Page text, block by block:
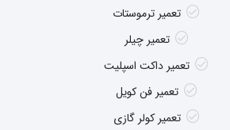
تعمیر ترموستات
تعمیر چیلر
تعمیر داکت اسپلیت
تعمیر فن کویل
تعمیر کولر گازی